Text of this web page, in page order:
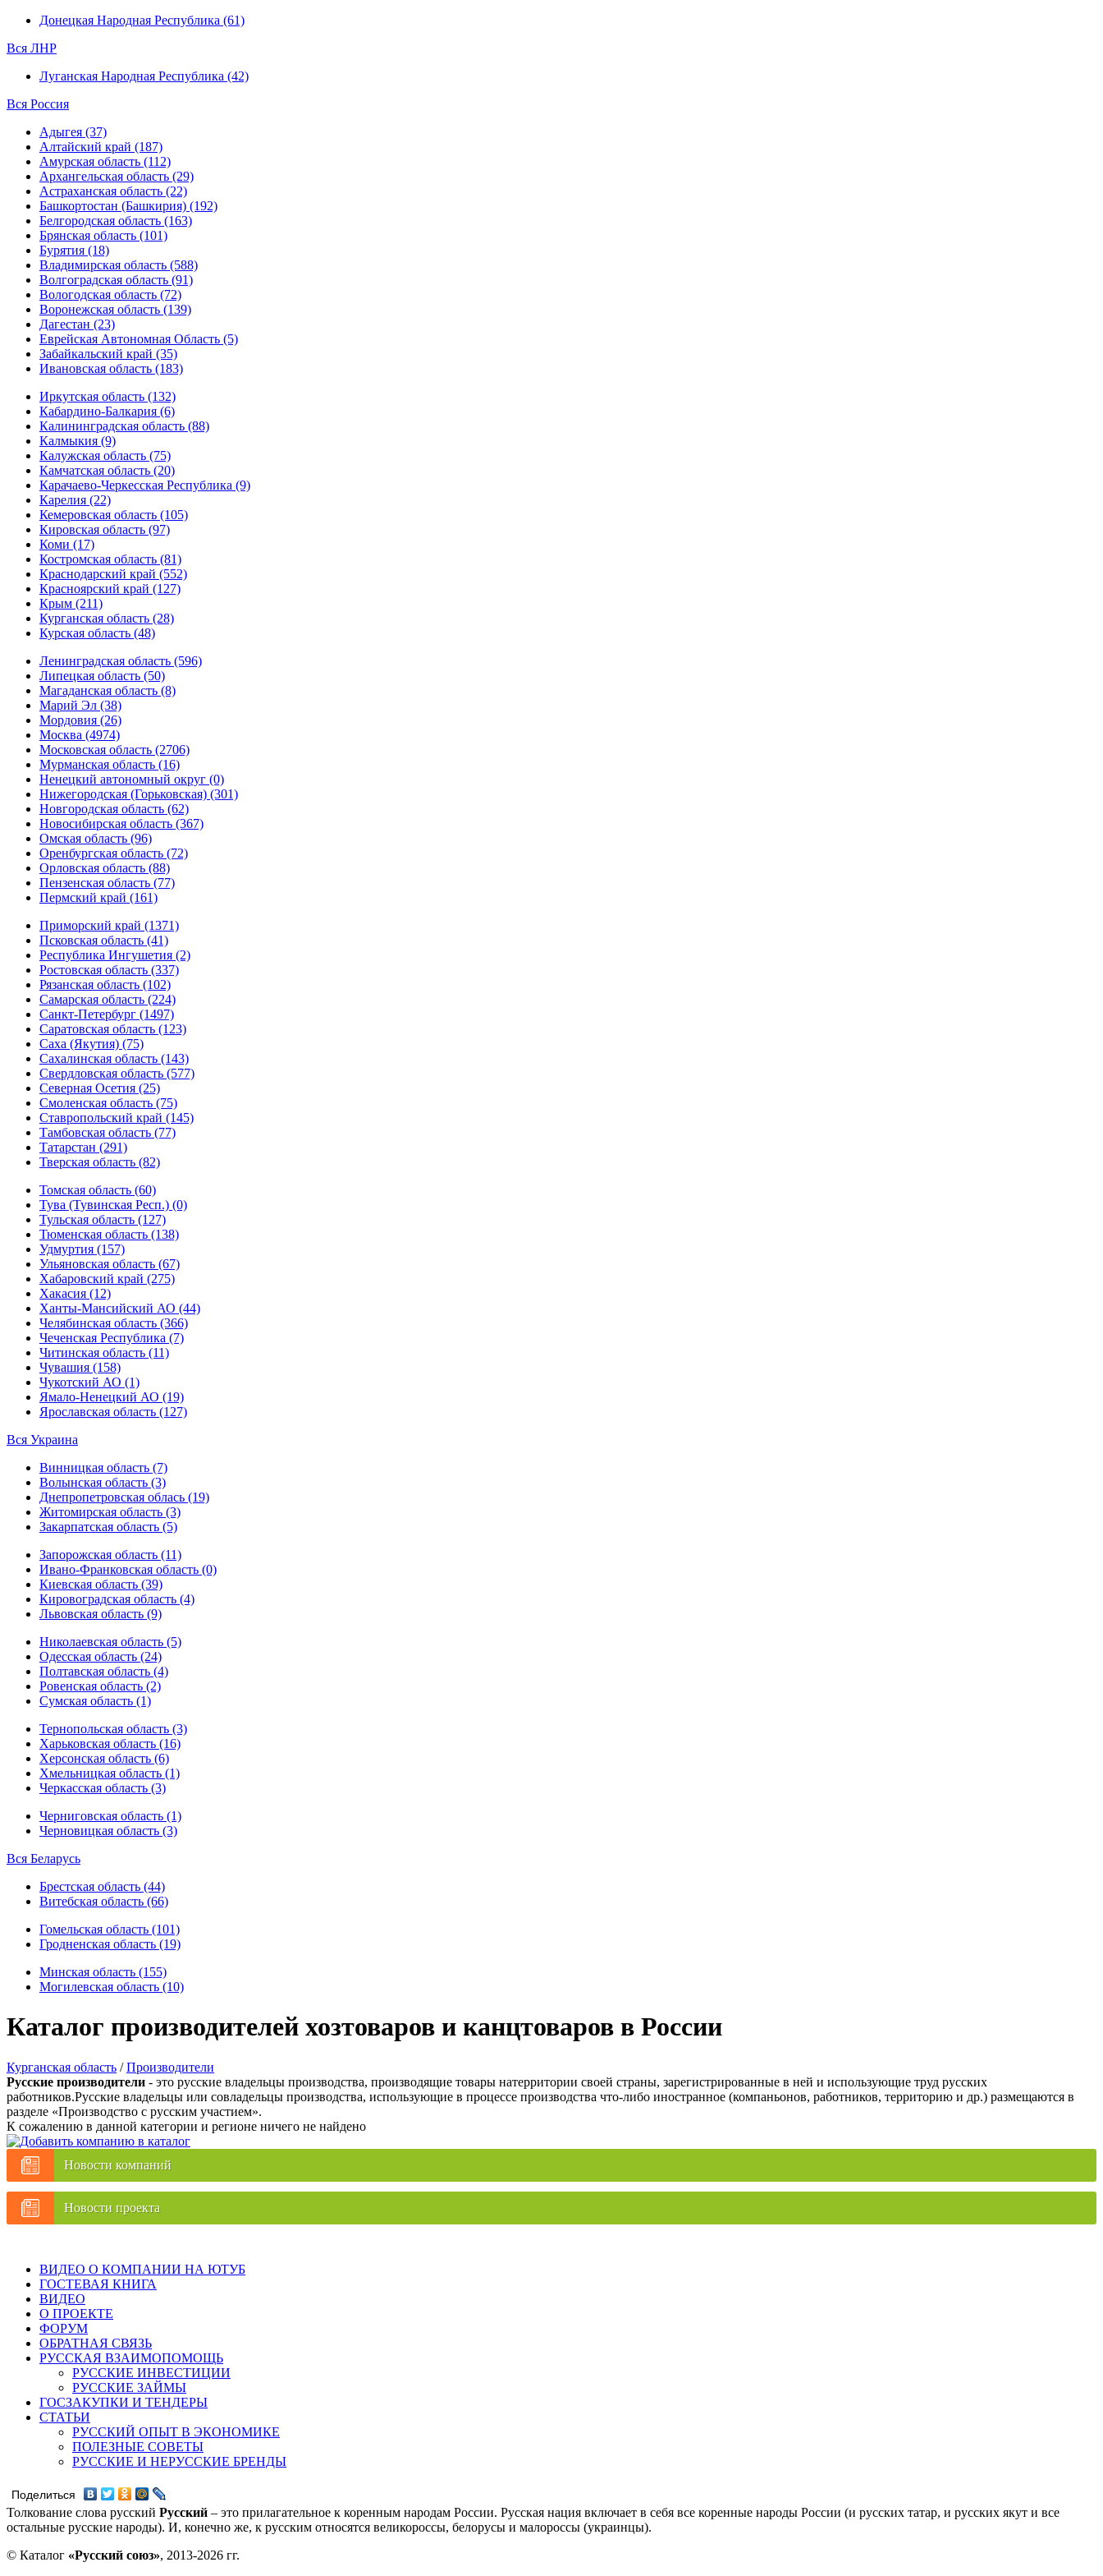
Донецкая Народная Республика (61)
Вся ЛНР
Луганская Народная Республика (42)
Вся Россия
Адыгея (37)
Алтайский край (187)
Амурская область (112)
Архангельская область (29)
Астраханская область (22)
Башкортостан (Башкирия) (192)
Белгородская область (163)
Брянская область (101)
Бурятия (18)
Владимирская область (588)
Волгоградская область (91)
Вологодская область (72)
Воронежская область (139)
Дагестан (23)
Еврейская Автономная Область (5)
Забайкальский край (35)
Ивановская область (183)
Иркутская область (132)
Кабардино-Балкария (6)
Калининградская область (88)
Калмыкия (9)
Калужская область (75)
Камчатская область (20)
Карачаево-Черкесская Республика (9)
Карелия (22)
Кемеровская область (105)
Кировская область (97)
Коми (17)
Костромская область (81)
Краснодарский край (552)
Красноярский край (127)
Крым (211)
Курганская область (28)
Курская область (48)
Ленинградская область (596)
Липецкая область (50)
Магаданская область (8)
Марий Эл (38)
Мордовия (26)
Москва (4974)
Московская область (2706)
Мурманская область (16)
Ненецкий автономный округ (0)
Нижегородская (Горьковская) (301)
Новгородская область (62)
Новосибирская область (367)
Омская область (96)
Оренбургская область (72)
Орловская область (88)
Пензенская область (77)
Пермский край (161)
Приморский край (1371)
Псковская область (41)
Республика Ингушетия (2)
Ростовская область (337)
Рязанская область (102)
Самарская область (224)
Санкт-Петербург (1497)
Саратовская область (123)
Саха (Якутия) (75)
Сахалинская область (143)
Свердловская область (577)
Северная Осетия (25)
Смоленская область (75)
Ставропольский край (145)
Тамбовская область (77)
Татарстан (291)
Тверская область (82)
Томская область (60)
Тува (Тувинская Респ.) (0)
Тульская область (127)
Тюменская область (138)
Удмуртия (157)
Ульяновская область (67)
Хабаровский край (275)
Хакасия (12)
Ханты-Мансийский АО (44)
Челябинская область (366)
Чеченская Республика (7)
Читинская область (11)
Чувашия (158)
Чукотский АО (1)
Ямало-Ненецкий АО (19)
Ярославская область (127)
Вся Украина
Винницкая область (7)
Волынская область (3)
Днепропетровская облась (19)
Житомирская область (3)
Закарпатская область (5)
Запорожская область (11)
Ивано-Франковская область (0)
Киевская область (39)
Кировоградская область (4)
Львовская область (9)
Николаевская область (5)
Одесская область (24)
Полтавская область (4)
Ровенская область (2)
Сумская область (1)
Тернопольская область (3)
Харьковская область (16)
Херсонская область (6)
Хмельницкая область (1)
Черкасская область (3)
Черниговская область (1)
Черновицкая область (3)
Вся Беларусь
Брестская область (44)
Витебская область (66)
Гомельская область (101)
Гродненская область (19)
Минская область (155)
Могилевская область (10)
Каталог производителей хозтоваров и канцтоваров в России
Курганская область /Производители
Русские производители - это русские владельцы производства, производящие товары натерритории своей страны, зарегистрированные в ней и использующие труд русских
работников.Русские владельцы или совладельцы производства, использующие в процессе производства что-либо иностранное (компаньонов, работников, территорию и др.) размещаются в
разделе «Производство с русским участием».
К сожалению в данной категории и регионе ничего не найдено
Новости компаний
Новости проекта
ВИДЕО О КОМПАНИИ НА ЮТУБ
ГОСТЕВАЯ КНИГА
ВИДЕО
О ПРОЕКТЕ
ФОРУМ
ОБРАТНАЯ СВЯЗЬ
РУССКАЯ ВЗАИМОПОМОЩЬ
РУССКИЕ ИНВЕСТИЦИИ
РУССКИЕ ЗАЙМЫ
ГОСЗАКУПКИ И ТЕНДЕРЫ
СТАТЬИ
РУССКИЙ ОПЫТ В ЭКОНОМИКЕ
ПОЛЕЗНЫЕ СОВЕТЫ
РУССКИЕ И НЕРУССКИЕ БРЕНДЫ
Поделиться
Толкование слова русский Русский – это прилагательное к коренным народам России. Русская нация включает в себя все коренные народы России (и русских татар, и русских якут и все
остальные русские народы). И, конечно же, к русским относятся великороссы, белорусы и малороссы (украинцы).
© Каталог «Русский союз», 2013-2026 гг.